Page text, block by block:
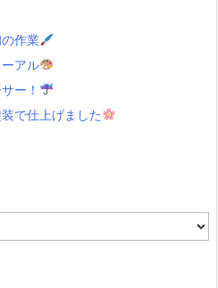
作業
アル
ー！
で仕上げました